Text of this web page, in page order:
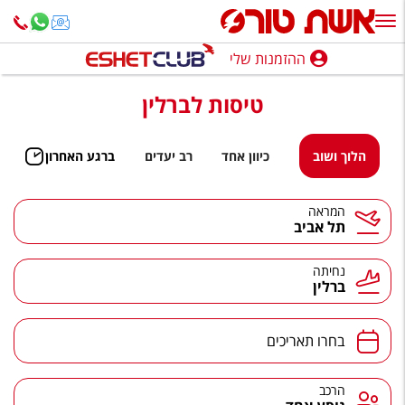
ההזמנות שלי
חופשה לפי סגנון
מלונות באילת
טיולים מאורגנים
סגנונות טיול
חבילות נופש
הרגע האחרון
חבילות בריאות וספא
ההזמנות שלי
טיסות לברלין
הלוך ושוב כיוון אחד רב יעדים ברגע האחרון
המראה
תל אביב
נחיתה
ברלין
בחרו תאריכים
הרכב